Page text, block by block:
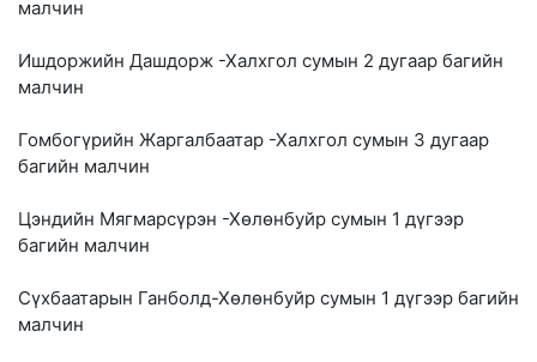
малчин
Ишдоржийн Дашдорж -Халхгол сумын 2 дугаар багийн
малчин
Гомбогүрийн Жаргалбаатар -Халхгол сумын 3 дугаар
багийн малчин
Цэндийн Мягмарсүрэн -Хөлөнбуйр сумын 1 дүгээр
багийн малчин
Сүхбаатарын Ганболд-Хөлөнбуйр сумын 1 дүгээр багийн
малчин